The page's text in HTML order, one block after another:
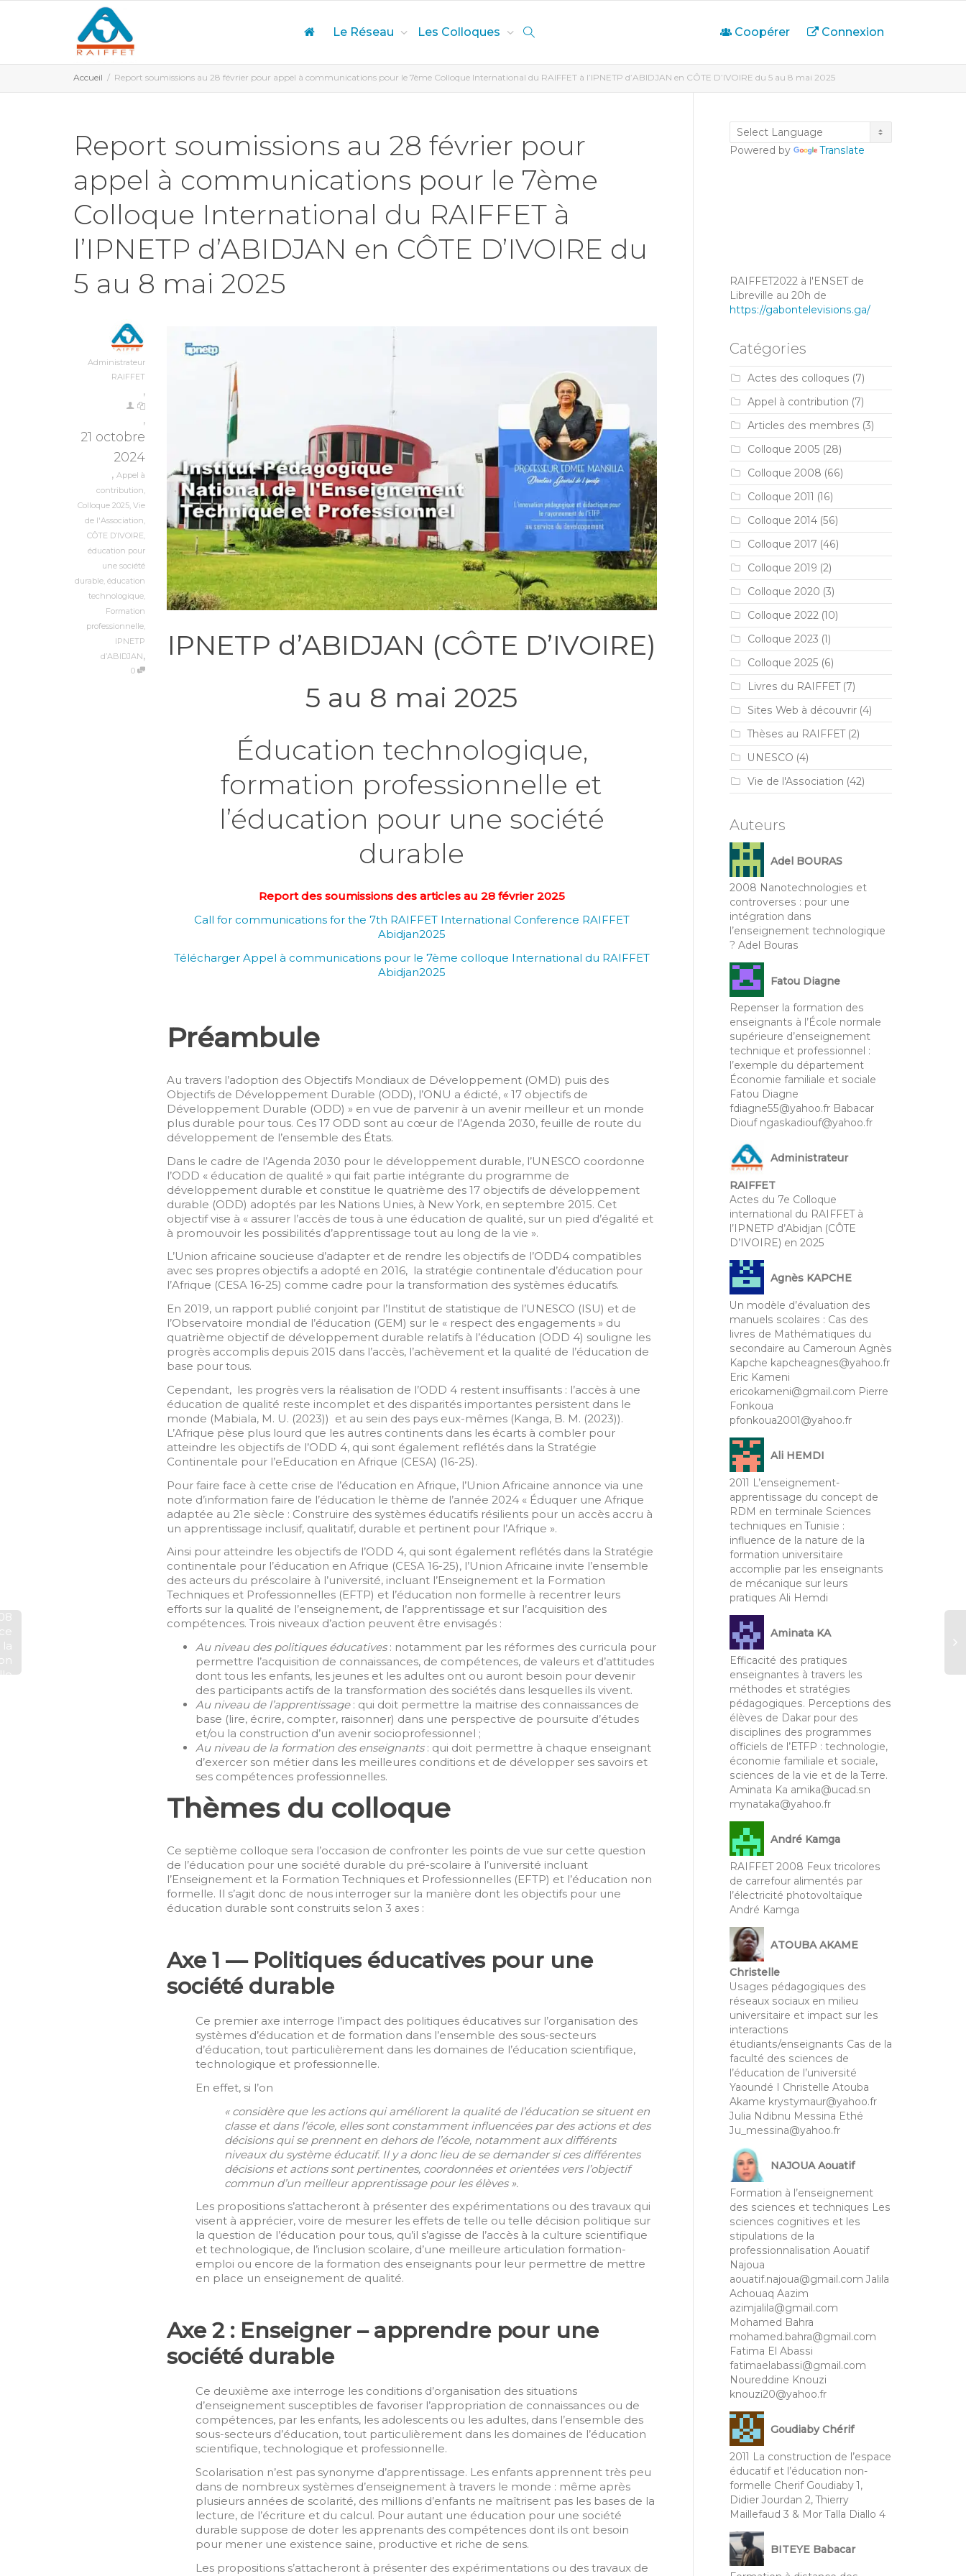
Le Réseau Les Colloques Coopérer Connexion
Accueil Report soumissions au 28 février pour appel à communications pour le 7ème Colloque International du RAIFFET à l’IPNETP d’ABIDJAN en CÔTE D’IVOIRE du 5 au 8 mai 2025
Report soumissions au 28 février pour
appel à communications pour le 7ème
Colloque International du RAIFFET à
l’IPNETP d’ABIDJAN en CÔTE D’IVOIRE du
5 au 8 mai 2025
Administrateur
RAIFFET
,
,
21 octobre
2024
, Appel à
contribution,
Colloque 2025, Vie
de l'Association,
CÔTE D’IVOIRE,
éducation pour
une société
durable, éducation
technologique,
Formation
professionnelle,
IPNETP
d’ABIDJAN,
0
IPNETP d’ABIDJAN (CÔTE D’IVOIRE)
5 au 8 mai 2025
Éducation technologique,
formation professionnelle et
l’éducation pour une société
durable
Report des soumissions des articles au 28 février 2025
Call for communications for the 7th RAIFFET International Conference RAIFFET
Abidjan2025
Télécharger Appel à communications pour le 7ème colloque International du RAIFFET
Abidjan2025
Préambule
Au travers l’adoption des Objectifs Mondiaux de Développement (OMD) puis des
Objectifs de Développement Durable (ODD), l’ONU a édicté, « 17 objectifs de
Développement Durable (ODD) » en vue de parvenir à un avenir meilleur et un monde
plus durable pour tous. Ces 17 ODD sont au cœur de l’Agenda 2030, feuille de route du
développement de l’ensemble des États.
Dans le cadre de l’Agenda 2030 pour le développement durable, l’UNESCO coordonne
l’ODD « éducation de qualité » qui fait partie intégrante du programme de
développement durable et constitue le quatrième des 17 objectifs de développement
durable (ODD) adoptés par les Nations Unies, à New York, en septembre 2015. Cet
objectif vise à « assurer l’accès de tous à une éducation de qualité, sur un pied d’égalité et
à promouvoir les possibilités d’apprentissage tout au long de la vie ».
L’Union africaine soucieuse d’adapter et de rendre les objectifs de l’ODD4 compatibles
avec ses propres objectifs a adopté en 2016, la stratégie continentale d’éducation pour
l’Afrique (CESA 16-25) comme cadre pour la transformation des systèmes éducatifs.
En 2019, un rapport publié conjoint par l’Institut de statistique de l’UNESCO (ISU) et de
l’Observatoire mondial de l’éducation (GEM) sur le « respect des engagements » du
quatrième objectif de développement durable relatifs à l’éducation (ODD 4) souligne les
progrès accomplis depuis 2015 dans l’accès, l’achèvement et la qualité de l’éducation de
base pour tous.
Cependant, les progrès vers la réalisation de l’ODD 4 restent insuffisants : l’accès à une
éducation de qualité reste incomplet et des disparités importantes persistent dans le
monde (Mabiala, M. U. (2023)) et au sein des pays eux-mêmes (Kanga, B. M. (2023)).
L’Afrique pèse plus lourd que les autres continents dans les écarts à combler pour
atteindre les objectifs de l’ODD 4, qui sont également reflétés dans la Stratégie
Continentale pour l’eEducation en Afrique (CESA) (16-25).
Pour faire face à cette crise de l’éducation en Afrique, l’Union Africaine annonce via une
note d’information faire de l’éducation le thème de l’année 2024 « Éduquer une Afrique
adaptée au 21e siècle : Construire des systèmes éducatifs résilients pour un accès accru à
un apprentissage inclusif, qualitatif, durable et pertinent pour l’Afrique ».
Ainsi pour atteindre les objectifs de l’ODD 4, qui sont également reflétés dans la Stratégie
continentale pour l’éducation en Afrique (CESA 16-25), l’Union Africaine invite l’ensemble
des acteurs du préscolaire à l’université, incluant l’Enseignement et la Formation
Techniques et Professionnelles (EFTP) et l’éducation non formelle à recentrer leurs
efforts sur la qualité de l’enseignement, de l’apprentissage et sur l’acquisition des
compétences. Trois niveaux d’action peuvent être envisagés :
Au niveau des politiques éducatives : notamment par les réformes des curricula pour
permettre l’acquisition de connaissances, de compétences, de valeurs et d’attitudes
dont tous les enfants, les jeunes et les adultes ont ou auront besoin pour devenir
des participants actifs de la transformation des sociétés dans lesquelles ils vivent.
Au niveau de l’apprentissage : qui doit permettre la maitrise des connaissances de
base (lire, écrire, compter, raisonner) dans une perspective de poursuite d’études
et/ou la construction d’un avenir socioprofessionnel ;
Au niveau de la formation des enseignants : qui doit permettre à chaque enseignant
d’exercer son métier dans les meilleures conditions et de développer ses savoirs et
ses compétences professionnelles.
Thèmes du colloque
Ce septième colloque sera l’occasion de confronter les points de vue sur cette question
de l’éducation pour une société durable du pré-scolaire à l’université incluant
l’Enseignement et la Formation Techniques et Professionnelles (EFTP) et l’éducation non
formelle. Il s’agit donc de nous interroger sur la manière dont les objectifs pour une
éducation durable sont construits selon 3 axes :
Axe 1 — Politiques éducatives pour une
société durable
Ce premier axe interroge l’impact des politiques éducatives sur l’organisation des
systèmes d’éducation et de formation dans l’ensemble des sous-secteurs
d’éducation, tout particulièrement dans les domaines de l’éducation scientifique,
technologique et professionnelle.
En effet, si l’on
« considère que les actions qui améliorent la qualité de l’éducation se situent en
classe et dans l’école, elles sont constamment influencées par des actions et des
décisions qui se prennent en dehors de l’école, notamment aux différents
niveaux du système éducatif. Il y a donc lieu de se demander si ces différentes
décisions et actions sont pertinentes, coordonnées et orientées vers l’objectif
commun d’un meilleur apprentissage pour les élèves ».
Les propositions s’attacheront à présenter des expérimentations ou des travaux qui
visent à apprécier, voire de mesurer les effets de telle ou telle décision politique sur
la question de l’éducation pour tous, qu’il s’agisse de l’accès à la culture scientifique
et technologique, de l’inclusion scolaire, d’une meilleure articulation formation-
emploi ou encore de la formation des enseignants pour leur permettre de mettre
en place un enseignement de qualité.
Axe 2 : Enseigner – apprendre pour une
société durable
Ce deuxième axe interroge les conditions d’organisation des situations
d’enseignement susceptibles de favoriser l’appropriation de connaissances ou de
compétences, par les enfants, les adolescents ou les adultes, dans l’ensemble des
sous-secteurs d’éducation, tout particulièrement dans les domaines de l’éducation
scientifique, technologique et professionnelle.
Scolarisation n’est pas synonyme d’apprentissage. Les enfants apprennent très peu
dans de nombreux systèmes d’enseignement à travers le monde : même après
plusieurs années de scolarité, des millions d’enfants ne maîtrisent pas les bases de la
lecture, de l’écriture et du calcul. Pour autant une éducation pour une société
durable suppose de doter les apprenants des compétences dont ils ont besoin
pour mener une existence saine, productive et riche de sens.
Les propositions s’attacheront à présenter des expérimentations ou des travaux de
la
Powered by Translate
RAIFFET2022 à l'ENSET de
Libreville au 20h de
https://gabontelevisions.ga/
Catégories
Actes des colloques (7)
Appel à contribution (7)
Articles des membres (3)
Colloque 2005 (28)
Colloque 2008 (66)
Colloque 2011 (16)
Colloque 2014(56)
Colloque 2017 (46)
Colloque 2019 (2)
Colloque 2020 (3)
Colloque 2022(10)
Colloque 2023 (1)
Colloque 2025 (6)
Livres du RAIFFET(7)
Sites Web à découvrir(4)
Thèses au RAIFFET(2)
UNESCO (4)
Vie de l'Association (42)
Auteurs
Adel BOURAS
2008 Nanotechnologies et
controverses : pour une
intégration dans
l’enseignement technologique
? Adel Bouras
Fatou Diagne
Repenser la formation des
enseignants à l’École normale
supérieure d’enseignement
technique et professionnel :
l’exemple du département
Économie familiale et sociale
Fatou Diagne
fdiagne55@yahoo.fr Babacar
Diouf ngaskadiouf@yahoo.fr
Administrateur
RAIFFET
Actes du 7e Colloque
international du RAIFFET à
l’IPNETP d’Abidjan (CÔTE
D’IVOIRE) en 2025
Agnès KAPCHE
Un modèle d’évaluation des
manuels scolaires : Cas des
livres de Mathématiques du
secondaire au Cameroun Agnès
Kapche kapcheagnes@yahoo.fr
Eric Kameni
ericokameni@gmail.com Pierre
Fonkoua
pfonkoua2001@yahoo.fr
Ali HEMDI
2011 L’enseignement-
apprentissage du concept de
RDM en terminale Sciences
techniques en Tunisie :
influence de la nature de la
formation universitaire
accomplie par les enseignants
de mécanique sur leurs
pratiques Ali Hemdi
Aminata KA
Efficacité des pratiques
enseignantes à travers les
méthodes et stratégies
pédagogiques. Perceptions des
élèves de Dakar pour des
disciplines des programmes
officiels de l’ETFP : technologie,
économie familiale et sociale,
sciences de la vie et de la Terre.
Aminata Ka amika@ucad.sn
mynataka@yahoo.fr
André Kamga
RAIFFET 2008 Feux tricolores
de carrefour alimentés par
l’électricité photovoltaïque
André Kamga
ATOUBA AKAME
Christelle
Usages pédagogiques des
réseaux sociaux en milieu
universitaire et impact sur les
interactions
étudiants/enseignants Cas de la
faculté des sciences de
l’éducation de l’université
Yaoundé I Christelle Atouba
Akame krystymaur@yahoo.fr
Julia Ndibnu Messina Ethé
Ju_messina@yahoo.fr
NAJOUA Aouatif
Formation à l’enseignement
des sciences et techniques Les
sciences cognitives et les
stipulations de la
professionnalisation Aouatif
Najoua
aouatif.najoua@gmail.com Jalila
Achouaq Aazim
azimjalila@gmail.com
Mohamed Bahra
mohamed.bahra@gmail.com
Fatima El Abassi
fatimaelabassi@gmail.com
Noureddine Knouzi
knouzi20@yahoo.fr
Goudiaby Chérif
2011 La construction de l’espace
éducatif et l’éducation non-
formelle Cherif Goudiaby 1,
Didier Jourdan 2, Thierry
Maillefaud 3 & Mor Talla Diallo 4
BITEYE Babacar